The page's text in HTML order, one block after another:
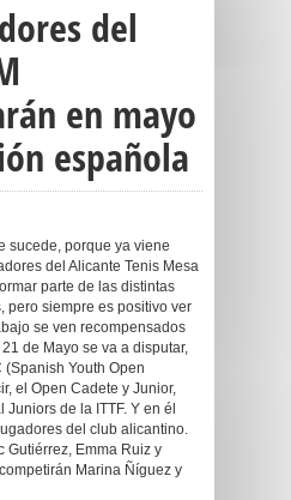
del
en mayo
española
sucede, porque ya viene
del Alicante Tenis Mesa
parte de las distintas
pero siempre es positivo ver
se ven recompensados
de Mayo se va a disputar,
(Spanish Youth Open
el Open Cadete y Junior,
de la ITTF. Y en él
del club alicantino.
Gutiérrez, Emma Ruiz y
Marina Ñíguez y